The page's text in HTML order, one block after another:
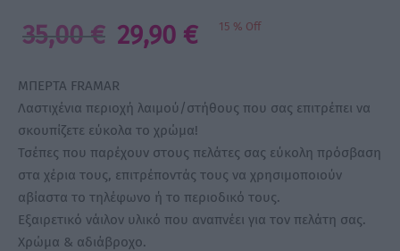
15 % Off
35,00€
Original
price
was:
35,00 €.
29,90 €
είναι:
ΜΠΕΡΤΑ FRAMAR
Λαστιχένια περιοχή λαιμού/στήθους που σας επιτρέπει να
σκουπίζετε εύκολα το χρώμα!
Τσέπες που παρέχουν στους πελάτες σας εύκολη πρόσβαση
στα χέρια τους, επιτρέποντάς τους να χρησιμοποιούν
αβίαστα το τηλέφωνο ή το περιοδικό τους.
Εξαιρετικό νάιλον υλικό που αναπνέει για τον πελάτη σας.
Χρώμα & αδιάβροχο.